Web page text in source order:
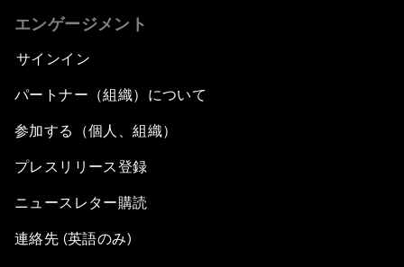
エンゲージメント
サインイン
パートナー（組織）について
参加する（個人、組織）
プレスリリース登録
ニュースレター購読
連絡先 (英語のみ)